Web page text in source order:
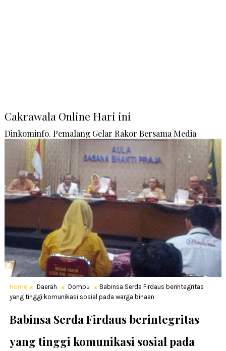
Cakrawala Online Hari ini
Dinkominfo. Pemalang Gelar Rakor Bersama Media
Home Daerah Dompu
Babinsa Serda Firdaus berintegritas
yang tinggi komunikasi sosial pada warga binaan
Babinsa Serda Firdaus berintegritas
yang tinggi komunikasi sosial pada